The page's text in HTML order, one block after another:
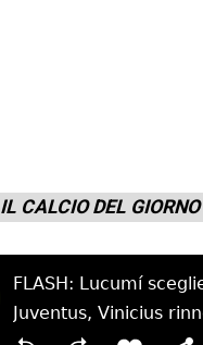
IL CALCIO DEL GIORNO